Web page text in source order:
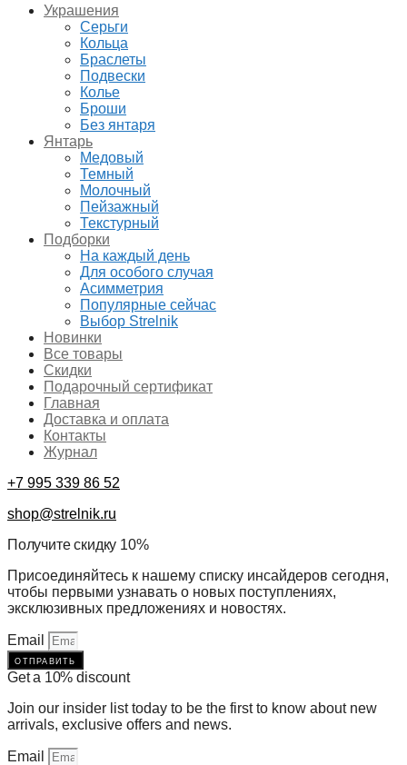
Украшения
Серьги
Кольца
Браслеты
Подвески
Колье
Броши
Без янтаря
Янтарь
Медовый
Темный
Молочный
Пейзажный
Текстурный
Подборки
На каждый день
Для особого случая
Асимметрия
Популярные сейчас
Выбор Strelnik
Новинки
Все товары
Скидки
Подарочный сертификат
Главная
Доставка и оплата
Контакты
Журнал
+7 995 339 86 52
shop@strelnik.ru
Получите скидку 10%
Присоединяйтесь к нашему списку инсайдеров сегодня,
чтобы первыми узнавать о новых поступлениях,
эксклюзивных предложениях и новостях.
Email
отправить
Get a 10% discount
Join our insider list today to be the first to know about new
arrivals, exclusive offers and news.
Email